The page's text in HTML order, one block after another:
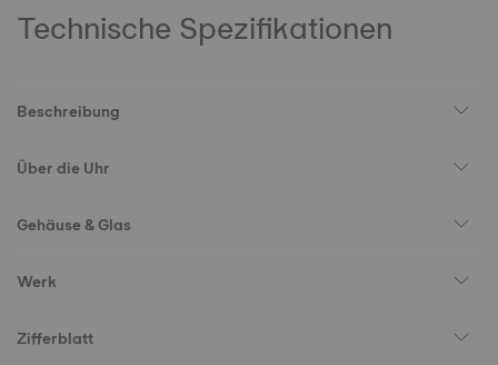
Technische Spezifikationen
Beschreibung
Über die Uhr
Gehäuse & Glas
Werk
Zifferblatt